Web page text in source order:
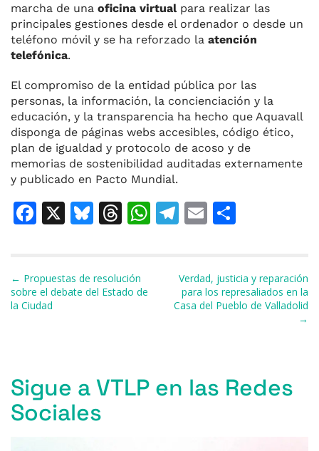
marcha de una oficina virtualpara realizar las
principales gestiones desde el ordenador o desde un
teléfono móvil y se ha reforzado la atención
telefónica.
El compromiso de la entidad pública por las
personas, la información, la concienciación y la
educación, y la transparencia ha hecho que Aquavall
disponga de páginas webs accesibles, código ético,
plan de igualdad y protocolo de acoso y de
memorias de sostenibilidad auditadas externamente
y publicado en Pacto Mundial.
F
e
b
X
Bl
s
k
T
a
d
W T
gr
a
E
l
p
ar
Navegación de entradas
← Propuestas de resolución
sobre el debate del Estado de
la Ciudad
Verdad, justicia y reparación
para los represaliados en la
Casa del Pueblo de Valladolid
→
Sigue a VTLP en las Redes
Sociales